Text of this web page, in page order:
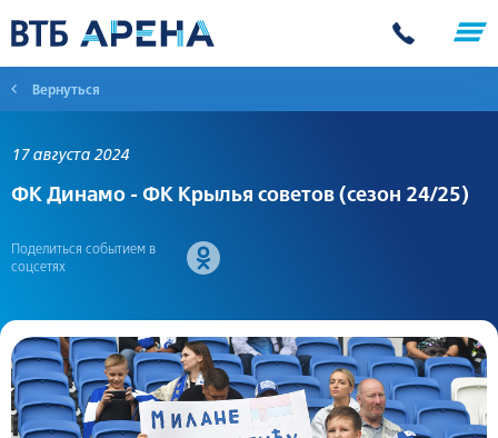
Вернуться
17 августа 2024
ФК Динамо - ФК Крылья советов (сезон 24/25)
Поделиться событием в
соцсетях